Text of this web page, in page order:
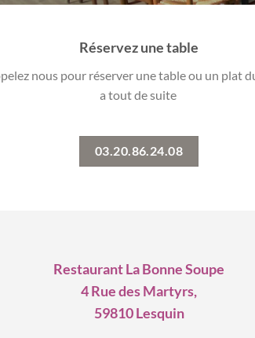
Réservez une table
nous pour réserver une table ou un plat
a tout de suite
03.20.86.24.08
Restaurant La Bonne Soupe
4 Rue des Martyrs,
59810 Lesquin